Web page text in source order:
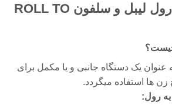
دستگاه رول به رول لیبل و سلفون ROLL TO
یک دستگاه جانبی و یا مکمل برای
زن ها استفاده میگردد.
رول: